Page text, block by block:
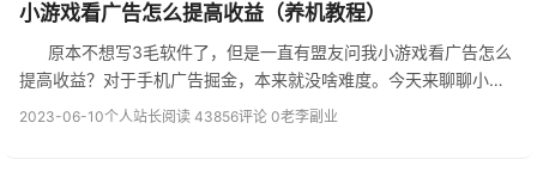
小游戏看广告怎么提高收益（养机教程）
原本不想写3毛软件了，但是一直有盟友问我小游戏看广告怎么
提高收益？对于手机广告掘金，本来就没啥难度。今天来聊聊小游
戏联盟养机教程，希望可以帮到大家，空闲的时候做做也是一个非
2023-06-10个人站长阅读 43856评论 0老李副业